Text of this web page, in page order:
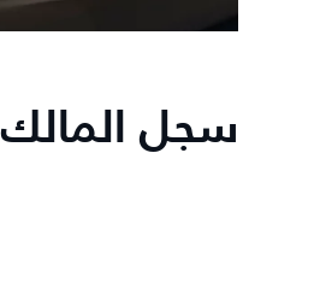
سجل المالك